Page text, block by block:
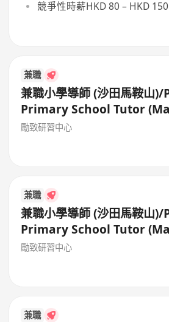
競爭性時薪HKD 80 – HKD 150
兼職
兼職小學導師 (沙田馬鞍山
Primary School Tutor
Shatin)
勵致研習中心
兼職
兼職小學導師 (沙田馬鞍山
Primary School Tutor
Shatin)
勵致研習中心
兼職